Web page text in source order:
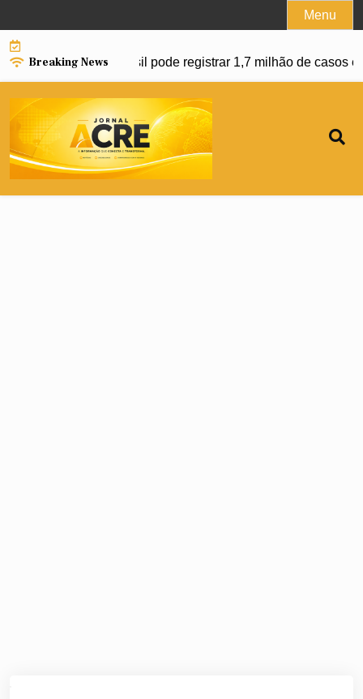
to
content
Menu
Breaking News
da dengue e Brasil pode registrar 1,7 milhão de casos